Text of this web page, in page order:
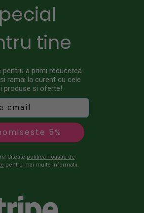
tine
a primi reducerea
ramai la curent cu cele
produse si oferte!
5%
Citeste politica noastra de
pentru mai multe informatii.